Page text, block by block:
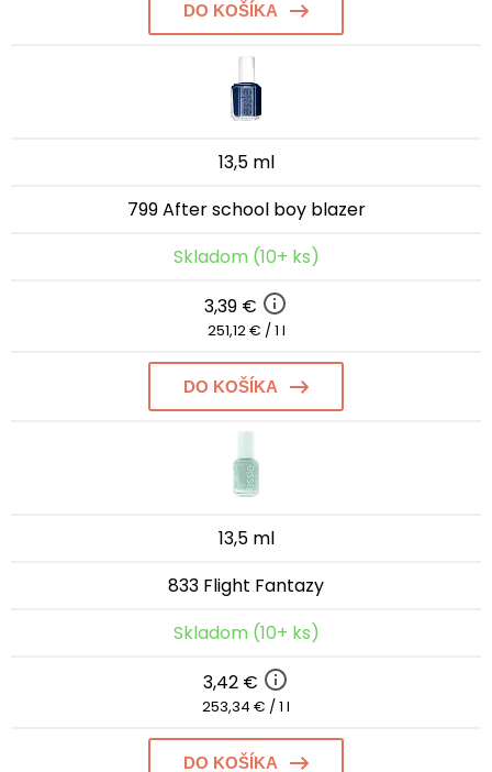
DO KOŠÍKA
13,5 ml
799 After school boy blazer
Skladom (10+ ks)
3,39 €
251,12 € / 1 l
DO KOŠÍKA
13,5 ml
833 Flight Fantazy
Skladom (10+ ks)
3,42 €
253,34 € / 1 l
DO KOŠÍKA